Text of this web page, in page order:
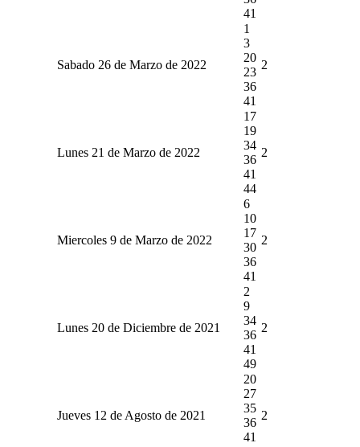
41
Sabado 26 de Marzo de 2022
1
3
20
23
36
41
2
Lunes 21 de Marzo de 2022
17
19
34
36
41
44
2
Miercoles 9 de Marzo de 2022
6
10
17
30
36
41
2
Lunes 20 de Diciembre de 2021
2
9
34
36
41
49
2
Jueves 12 de Agosto de 2021
20
27
35
36
41
2